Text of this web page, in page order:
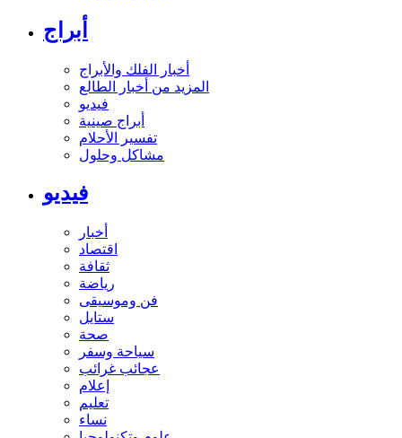
أبراج
أخبار الفلك والأبراج
المزيد من أخبار الطالع
فيديو
أبراج صينية
تفسير الأحلام
مشاكل وحلول
فيديو
أخبار
اقتصاد
ثقافة
رياضة
فن وموسيقى
ستايل
صحة
سياحة وسفر
عجائب غرائب
إعلام
تعليم
نساء